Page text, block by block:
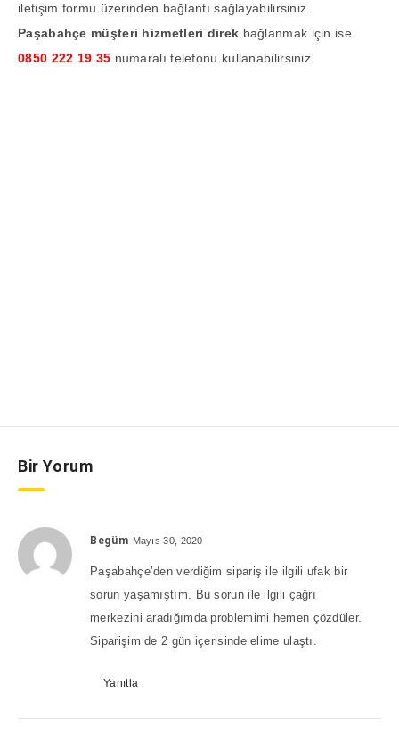
iletişim formu üzerinden bağlantı sağlayabilirsiniz.
Paşabahçe müşteri hizmetleri direk bağlanmak için ise
0850 222 19 35 numaralı telefonu kullanabilirsiniz.
Bir Yorum
Begüm Mayıs 30, 2020
Paşabahçe’den verdiğim sipariş ile ilgili ufak bir
sorun yaşamıştım. Bu sorun ile ilgili çağrı
merkezini aradığımda problemimi hemen çözdüler.
Siparişim de 2 gün içerisinde elime ulaştı.
Yanıtla